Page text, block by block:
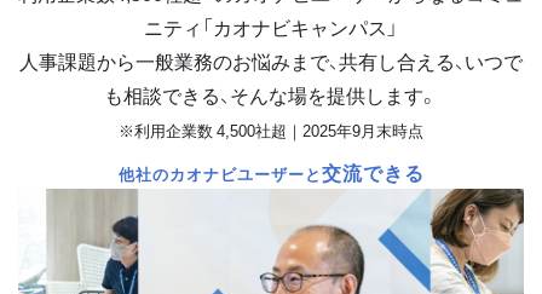
ニティ「カオナビキャンパス」
人事課題から一般業務のお悩みまで、共有し合える、いつで
も相談できる、そんな場を提供します。
※利用企業数 4,500社超｜2025年9月末時点
他社のカオナビユーザーと交流できる